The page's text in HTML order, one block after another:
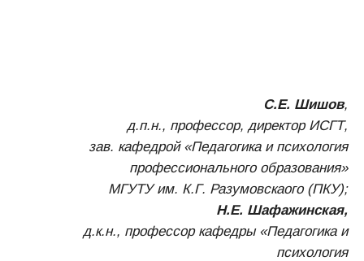
С.Е. Шишов,
д.п.н., профессор, директор ИСГТ,
зав. кафедрой «Педагогика и психология
профессионального образования»
МГУТУ им. К.Г. Разумовскаого (ПКУ);
Н.Е. Шафажинская,
д.к.н., профессор кафедры «Педагогика и
психология